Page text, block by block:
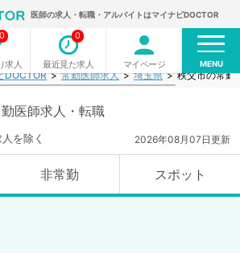
医師の求人・転職・アルバイトはマイナビDOCTOR
求人
0
最近見た求人
0
マイページ MENU
DOCTOR 常勤医師求人 埼玉県 秩父市の常勤
医師求人・転職
を除く 2026年08月07日更新
非常勤 スポット